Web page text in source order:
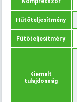
Kompresszor
Hűtőteljesítmény
Fűtőteljesítmény
Kiemelt
tulajdonság